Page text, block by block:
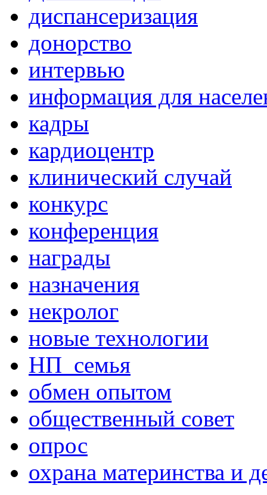
диспансеризация
донорство
интервью
информация для
кадры
кардиоцентр
клинический случай
конкурс
конференция
награды
назначения
некролог
новые технологии
НП_семья
обмен опытом
общественный совет
опрос
охрана материнства и